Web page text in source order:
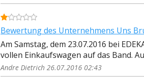
Bewertung des Unternehmens Uns
Am Samstag, dem 23.07.2016 bei
vollen Einkaufswagen auf das Band.
Andre Dietrich 26.07.2016 02:43